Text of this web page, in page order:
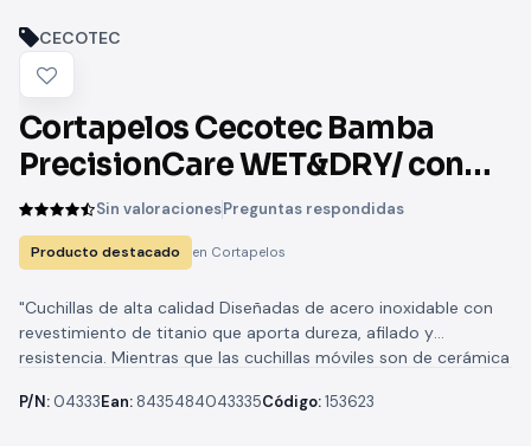
CECOTEC
Cortapelos Cecotec Bamba
PrecisionCare WET&DRY/ con
Batería/ 11 Accesorios
Sin valoracionesPreguntas respondidas
Producto destacado en Cortapelos
"Cuchillas de alta calidad Diseñadas de acero inoxidable con
revestimiento de titanio que aporta dureza, afilado y
resistencia. Mientras que las cuchillas móviles son de cerámica
P/N: 04333Ean: 8435484043335Código:153623